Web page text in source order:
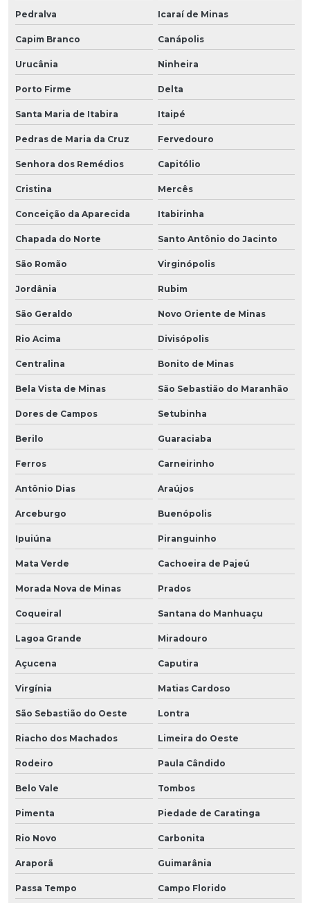
Pedralva Icaraí de Minas
Capim Branco Canápolis
Urucânia Ninheira
Porto Firme Delta
Santa Maria de Itabira Itaipé
Pedras de Maria da Cruz Fervedouro
Senhora dos Remédios Capitólio
Cristina Mercês
Conceição da Aparecida Itabirinha
Chapada do Norte Santo Antônio do Jacinto
São Romão Virginópolis
Jordânia Rubim
São Geraldo Novo Oriente de Minas
Rio Acima Divisópolis
Centralina Bonito de Minas
Bela Vista de Minas São Sebastião do Maranhão
Dores de Campos Setubinha
Berilo Guaraciaba
Ferros Carneirinho
Antônio Dias Araújos
Arceburgo Buenópolis
Ipuiúna Piranguinho
Mata Verde Cachoeira de Pajeú
Morada Nova de Minas Prados
Coqueiral Santana do Manhuaçu
Lagoa Grande Miradouro
Açucena Caputira
Virgínia Matias Cardoso
São Sebastião do Oeste Lontra
Riacho dos Machados Limeira do Oeste
Rodeiro Paula Cândido
Belo Vale Tombos
Pimenta Piedade de Caratinga
Rio Novo Carbonita
Araporã Guimarânia
Passa Tempo Campo Florido